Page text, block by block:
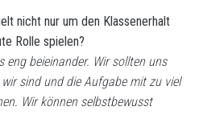
nicht nur um den Klassenerhalt
Rolle spielen?
eng beieinander. Wir sollten uns
sind und die Aufgabe mit zu viel
Wir können selbstbewusst